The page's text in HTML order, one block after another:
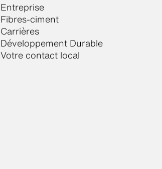
Entreprise
Fibres-ciment
Carrières
Développement Durable
Votre contact local